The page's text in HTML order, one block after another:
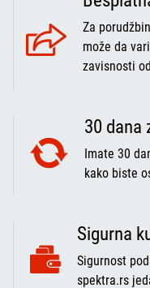
Za
može da
zavisnosti
30 dana
Imate 30
kako biste
Sigurna
Sigurnost
spektra.rs